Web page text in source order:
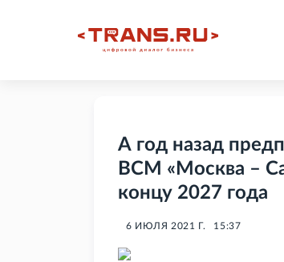
А год назад
ВСМ «Москва –
концу 2027 года
6 ИЮЛЯ 2021 Г. 15:37